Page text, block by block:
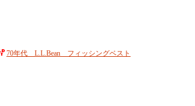
70年代 L.L.Bean フィッシングベスト